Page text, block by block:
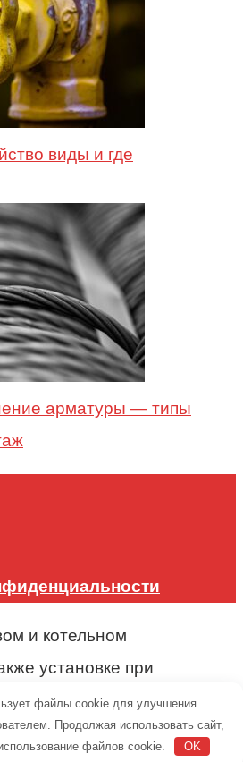
виды и где
арматуры — типы
и котельном
установке при
файлы cookie для улучшения
Продолжая использовать сайт,
файлов cookie.
OK